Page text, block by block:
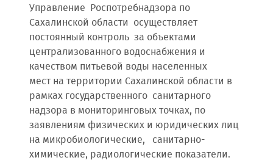
Управление Роспотребнадзора по
Сахалинской области осуществляет
постоянный контроль за объектами
централизованного водоснабжения и
качеством питьевой воды населенных
мест на территории Сахалинской области в
рамках государственного санитарного
надзора в мониторинговых точках, по
заявлениям физических и юридических лиц
на микробиологические, санитарно-
химические, радиологические показатели.